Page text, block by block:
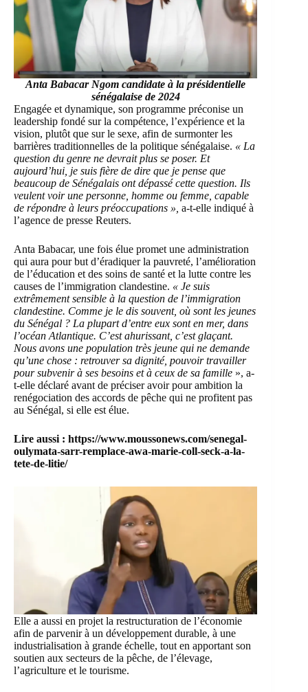
Anta Babacar Ngom candidate à la présidentielle
sénégalaise de 2024
Engagée et dynamique, son programme préconise un
leadership fondé sur la compétence, l’expérience et la
vision, plutôt que sur le sexe, afin de surmonter les
barrières traditionnelles de la politique sénégalaise. « La
question du genre ne devrait plus se poser. Et
aujourd’hui, je suis fière de dire que je pense que
beaucoup de Sénégalais ont dépassé cette question. Ils
veulentvoir une personne, homme ou femme, capable
de répondre à leurs préoccupations » a-t-elle indiqué à
l’agence de presse Reuters.
Anta Babacar, une fois élue promet une administration
qui aura pour but d’éradiquer la pauvreté, l’amélioration
de l’éducation et des soins de santé et la lutte contre les
causes de l’immigration clandestine. « Je suis
extrêmement sensible à la question de l’immigration
clandestine. Comme je le dis souvent, où sont les jeunes
du Sénégal ? La plupart d’entre eux sont en mer, dans
l’océan Atlantique. C’est ahurissant, c’est glaçant.
Nous avons une population très jeune qui ne demande
qu’une chose : retrouver sa dignité, pouvoir travailler
pour subvenir à ses besoins et à ceux de sa famille », a-
t-elle déclaré avant de préciser avoir pour ambition la
renégociation des accords de pêche qui ne profitent pas
au Sénégal, si elle est élue.
Lire aussi : https://www.moussonews.com/senegal-
oulymata-sarr-remplace-awa-marie-coll-seck-a-la-
tete-de-litie/
Elle a aussi en projet la restructuration de l’économie
afin de parvenir à un développement durable, à une
industrialisation à grande échelle, tout en apportant son
soutien aux secteurs de la pêche, de l’élevage,
l’agriculture et le tourisme.